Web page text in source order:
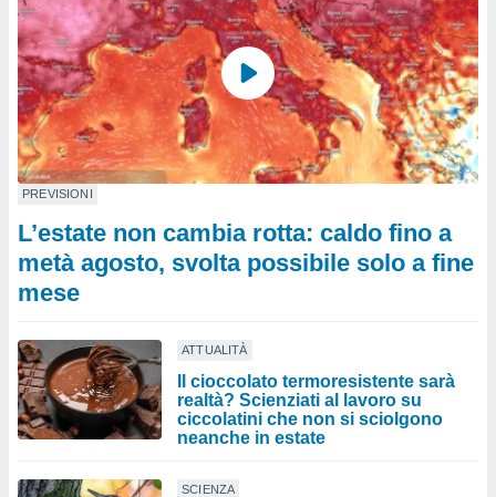
PREVISIONI
L’estate non cambia rotta: caldo fino a
metà agosto, svolta possibile solo a fine
mese
ATTUALITÀ
Il cioccolato termoresistente sarà
realtà? Scienziati al lavoro su
ciccolatini che non si sciolgono
neanche in estate
SCIENZA